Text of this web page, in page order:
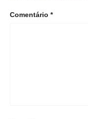
Comentário *